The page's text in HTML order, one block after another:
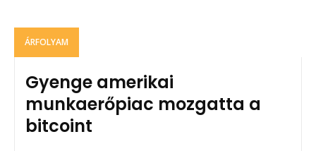
ÁRFOLYAM
Gyenge amerikai
munkaerőpiac mozgatta a
bitcoint